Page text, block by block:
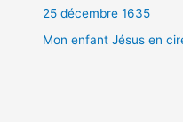
25 décembre 1635
Mon enfant Jésus en